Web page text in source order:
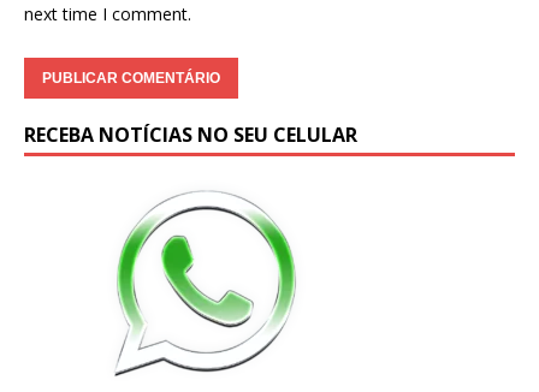
next time I comment.
RECEBA NOTÍCIAS NO SEU CELULAR